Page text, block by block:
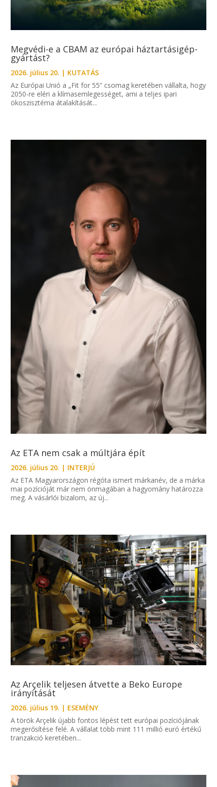
Megvédi-e a CBAM az európai háztartásigép-
gyártást?
2026. július 20. | KUTATÁS
Az Európai Unió a „Fit for 55” csomag keretében vállalta, hogy
2050-re eléri a klímasemlegességet, ami a teljes ipari
ökoszisztéma átalakítását...
Az ETA nem csak a múltjára épít
2026. július 20. | INTERJÚ
Az ETA Magyarországon régóta ismert márkanév, de a márka
mai pozícióját már nem önmagában a hagyomány határozza
meg. A vásárlói bizalom, az új...
Az Arçelik teljesen átvette a Beko Europe
irányítását
2026. július 19. | ESEMÉNY
A török Arçelik újabb fontos lépést tett európai pozíciójának
megerősítése felé. A vállalat több mint 111 millió euró értékű
tranzakció keretében...